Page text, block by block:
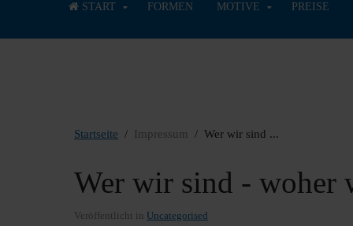
START FORMEN MOTIVE PREISE
Startseite Impressum Wer wir sind ...
Wer wir sind - woher
Veröffentlicht in Uncategorised